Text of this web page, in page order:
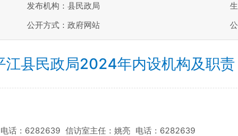
发布机构：县民政局
公开方式：政府网站
江县民政局2024年内设机构及职责
话：6282639 信访室主任：姚亮 电话：6282639